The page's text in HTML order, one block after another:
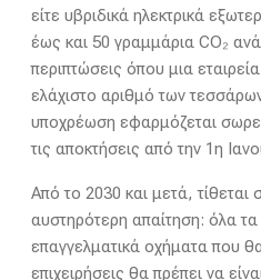
είτε υβριδικά ηλεκτρικά
έως και 50 γραμμάρια CO₂ ανά
περιπτώσεις όπου μια
ελάχιστο αριθμό των
υποχρέωση εφαρμόζεται
τις αποκτήσεις από την 1η
Από το 2030 και μετά,
αυστηρότερη απαίτηση: όλα
επαγγελματικά οχήματα που
επιχειρήσεις θα πρέπει να